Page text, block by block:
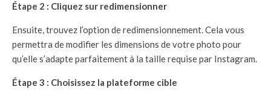
Étape 2 : Cliquez sur redimensionner
Ensuite, trouvez l’option de redimensionnement. Cela vous
permettra de modifier les dimensions de votre photo pour
qu’elle s’adapte parfaitement à la taille requise par Instagram.
Étape 3 : Choisissez la plateforme cible